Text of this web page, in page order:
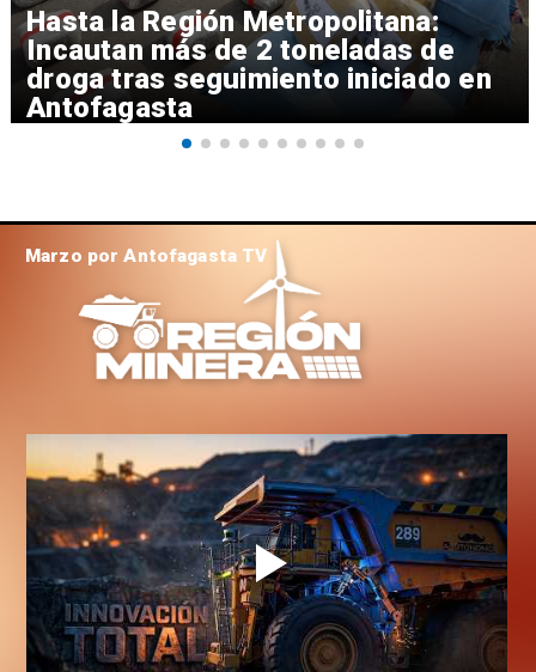
Hasta la Región Metropolitana:
Incautan más de 2 toneladas de
droga tras seguimiento iniciado en
Antofagasta
Marzo por Antofagasta TV